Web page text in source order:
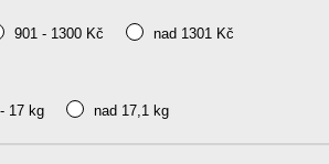
901 - 1300 Kč nad 1301 Kč
17 kg nad 17,1 kg